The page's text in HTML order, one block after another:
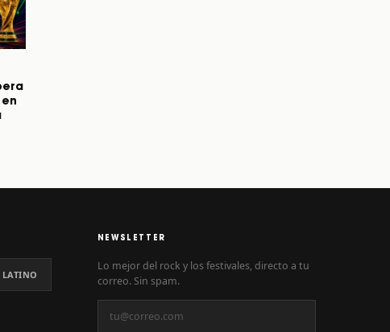
LATINO
NEWSLETTER
Lo mejor del rock y los festivales, directo a tu
correo. Sin spam.